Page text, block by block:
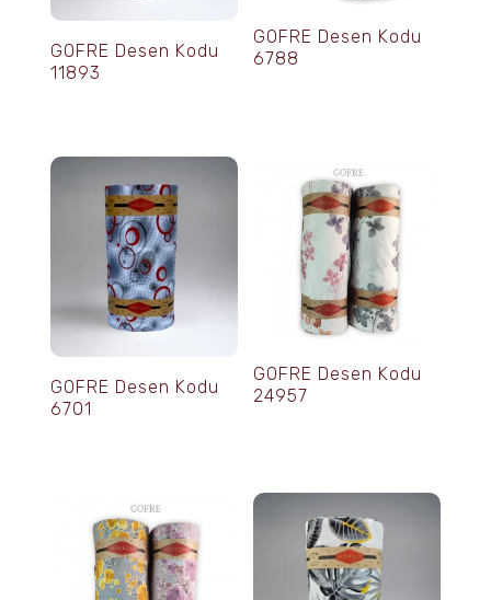
GOFRE Desen Kodu
11893
GOFRE Desen Kodu
6788
GOFRE Desen Kodu
6701
GOFRE Desen Kodu
24957